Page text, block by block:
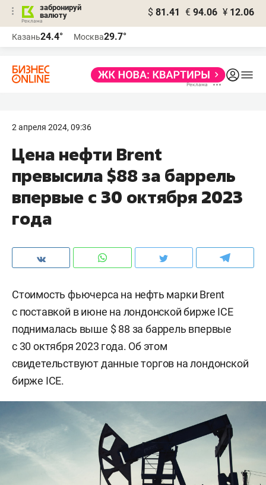
забронируй
валюту
$ 81.41 € 94.06 ¥ 12.06
Казань24.4° Москва29.7°
2 апреля 2024, 09:36
Цена нефти Brent
превысила $88 за баррель
впервые с 30 октября 2023
года
Стоимость фьючерса на нефть марки Brent
с поставкой в июне на лондонской бирже ICE
поднималась выше $ 88 за баррель впервые
с 30 октября 2023 года. Об этом
свидетельствуют данные торгов на лондонской
бирже ICE.